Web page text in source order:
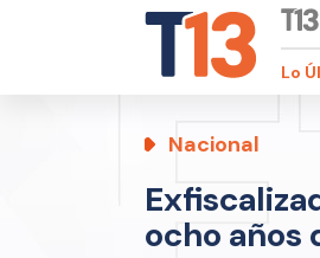
Lo
Nacional
ocho años